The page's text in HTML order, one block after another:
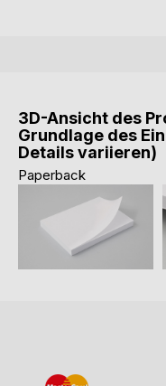
3D-Ansicht des
Grundlage des
Details variieren)
Paperback